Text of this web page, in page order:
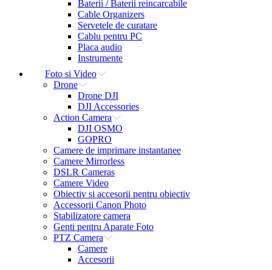
Baterii / Baterii reincarcabile
Cable Organizers
Servetele de curatare
Cablu pentru PC
Placa audio
Instrumente
Foto si Video
Drone
Drone DJI
DJI Accessories
Action Camera
DJI OSMO
GOPRO
Camere de imprimare instantanee
Camere Mirrorless
DSLR Cameras
Camere Video
Obiectiv si accesorii pentru obiectiv
Accessorii Canon Photo
Stabilizatore camera
Genti pentru Aparate Foto
PTZ Camera
Camere
Accesorii